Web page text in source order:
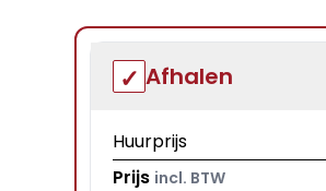
Afhalen
Huurprijs
Prijs incl. BTW